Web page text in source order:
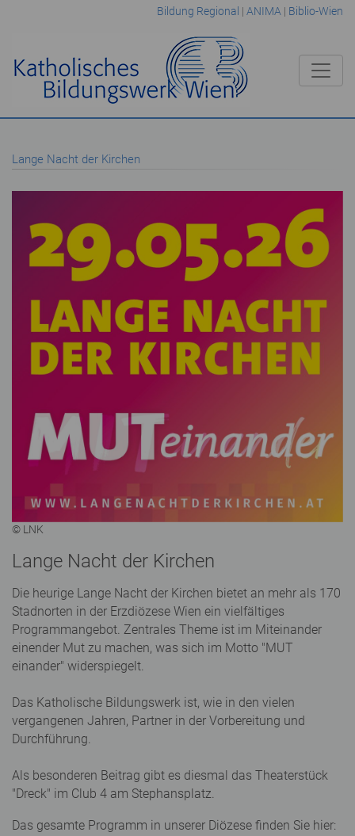
Bildung Regional | ANIMA | Biblio-Wien
Lange Nacht der Kirchen
© LNK
Lange Nacht der Kirchen
Die heurige Lange Nacht der Kirchen bietet an mehr als 170
Stadnorten in der Erzdiözese Wien ein vielfältiges
Programmangebot. Zentrales Theme ist im Miteinander
einender Mut zu machen, was sich im Motto "MUT
einander" widerspiegelt.
Das Katholische Bildungswerk ist, wie in den vielen
vergangenen Jahren, Partner in der Vorbereitung und
Durchführung.
Als besonderen Beitrag gibt es diesmal das Theaterstück
"Dreck" im Club 4 am Stephansplatz.
Das gesamte Programm in unserer Diözese finden Sie hier: